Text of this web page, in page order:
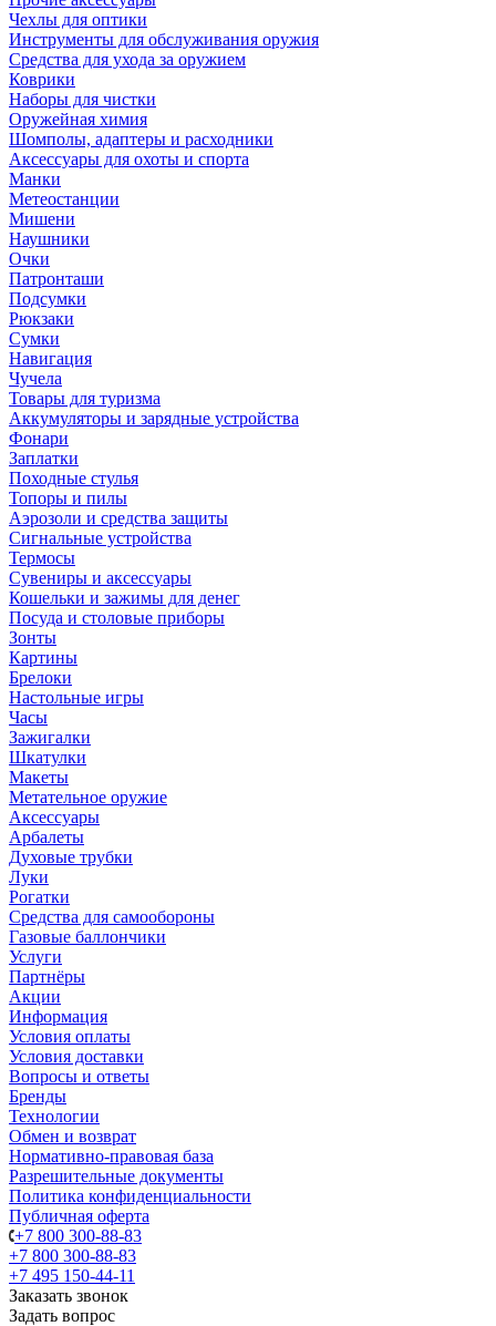
Чехлы для оптики
Инструменты для обслуживания оружия
Средства для ухода за оружием
Коврики
Наборы для чистки
Оружейная химия
Шомполы, адаптеры и расходники
Аксессуары для охоты и спорта
Манки
Метеостанции
Мишени
Наушники
Очки
Патронташи
Подсумки
Рюкзаки
Сумки
Навигация
Чучела
Товары для туризма
Аккумуляторы и зарядные устройства
Фонари
Заплатки
Походные стулья
Топоры и пилы
Аэрозоли и средства защиты
Сигнальные устройства
Термосы
Сувениры и аксессуары
Кошельки и зажимы для денег
Посуда и столовые приборы
Зонты
Картины
Брелоки
Настольные игры
Часы
Зажигалки
Шкатулки
Макеты
Метательное оружие
Аксессуары
Арбалеты
Духовые трубки
Луки
Рогатки
Средства для самообороны
Газовые баллончики
Услуги
Партнёры
Акции
Информация
Условия оплаты
Условия доставки
Вопросы и ответы
Бренды
Технологии
Обмен и возврат
Нормативно-правовая база
Разрешительные документы
Политика конфиденциальности
Публичная оферта
+7 800 300-88-83
+7 800 300-88-83
+7 495 150-44-11
Заказать звонок
Задать вопрос